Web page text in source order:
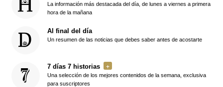
La información más destacada del día, de lunes a viernes a primera
hora de la mañana
Al final del día
Un resumen de las noticias que debes saber antes de acostarte
7 días 7 historias
Una selección de los mejores contenidos de la semana, exclusiva
para suscriptores